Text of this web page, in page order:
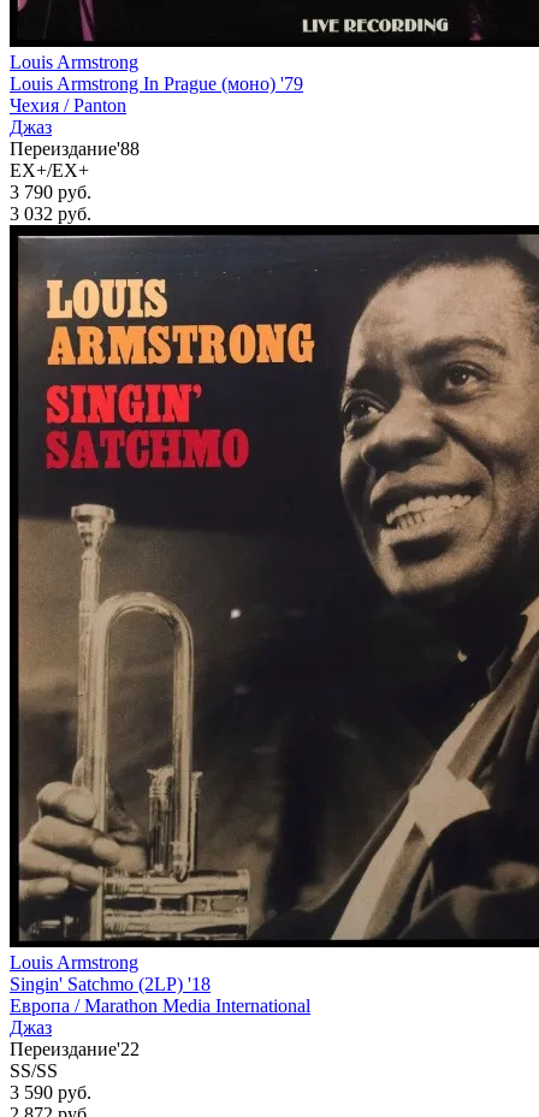
Louis Armstrong
Louis Armstrong In Prague (моно) '79
Чехия /Panton
Джаз
Переиздание'88
EX+/EX+
3 790 руб.
3 032 руб.
Louis Armstrong
Singin' Satchmo (2LP) '18
Европа /Marathon Media International
Джаз
Переиздание'22
SS/SS
3 590 руб.